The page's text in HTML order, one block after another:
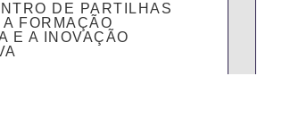
DE PARTILHAS
FORMAÇÃO
E A INOVAÇÃO